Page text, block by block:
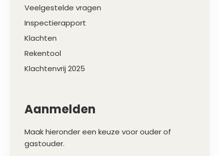
Veelgestelde vragen
Inspectierapport
Klachten
Rekentool
Klachtenvrij 2025
Aanmelden
Maak hieronder een keuze voor ouder of
gastouder.